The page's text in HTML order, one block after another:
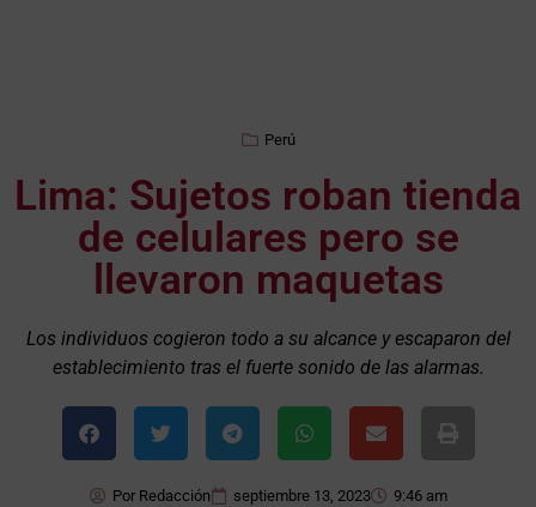
Perú
Lima: Sujetos roban tienda
de celulares pero se
llevaron maquetas
Los individuos cogieron todo a su alcance y escaparon del
establecimiento tras el fuerte sonido de las alarmas.
PorRedacción septiembre 13, 2023 9:46 am